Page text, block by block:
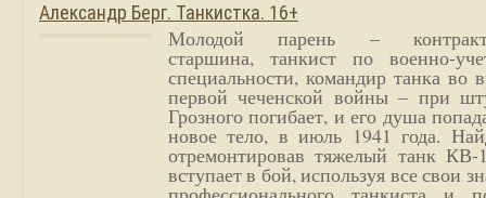
Александр Берг. Танкистка. 16+
Молодой парень –
старшина, танкист по военно-
специальности, командир танка во
первой чеченской войны – при
Грозного погибает, и его душа
новое тело, в июль 1941 года.
отремонтировав тяжелый танк
вступает в бой, используя все свои